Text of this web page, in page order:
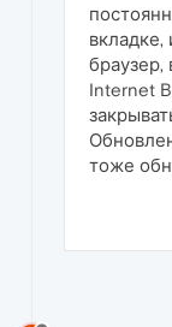
браузер,
Internet
тоже